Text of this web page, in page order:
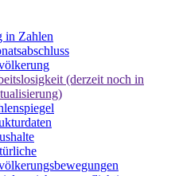
in Zahlen
(derzeit noch in